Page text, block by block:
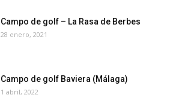
Campo de golf – La Rasa de Berbes
28 enero, 2021
Campo de golf Baviera (Málaga)
1 abril, 2022